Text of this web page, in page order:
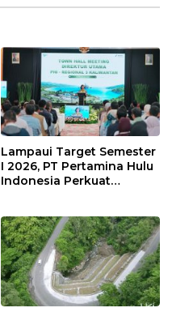
Lampaui Target Semester
I 2026, PT Pertamina Hulu
Indonesia Perkuat
Keselamatan Kerja